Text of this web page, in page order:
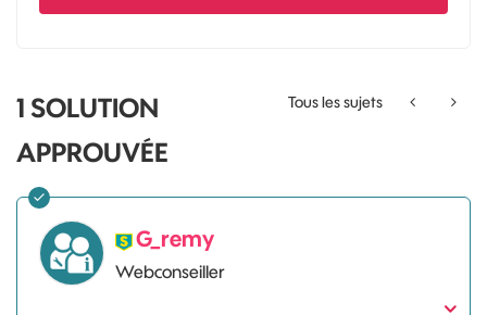
Tous les sujets
1 SOLUTION
APPROUVÉE
G_remy
Webconseiller